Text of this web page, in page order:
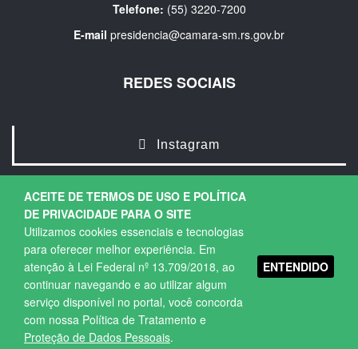
ACEITE DE TERMOS DE USO E POLÍTICA
DE PRIVACIDADE PARA O SITE
Utilizamos cookies essenciais e tecnologias
para oferecer melhor experiência. Em
atenção à Lei Federal nº 13.709/2018, ao
continuar navegando e ao utilizar algum
serviço disponível no portal, você concorda
com nossa Política de Tratamento e
Proteção de Dados Pessoais.
ENTENDIDO
Telefone: (55) 3220-7200
E-mail presidencia@camara-sm.rs.gov.br
REDES SOCIAIS
Instagram
Copyright © 2026. Todos os direitos Reservados.
Política de Privacidade |Termos de Uso